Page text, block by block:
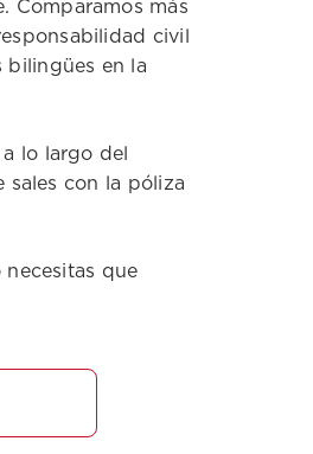
Comparamos más
civil
bilingües en la
lo largo del
sales con la póliza
que